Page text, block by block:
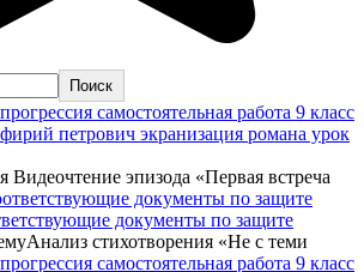
Поиск
петрович экранизация романа урок
Видеочтение эпизода «Первая встреча
документы по защите
стихотворения «Не с теми